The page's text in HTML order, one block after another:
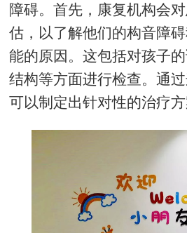
障碍。首先，康复机构会
估，以了解他们的构音障
能的原因。这包括对孩子
结构等方面进行检查。通
可以制定出针对性的治疗方